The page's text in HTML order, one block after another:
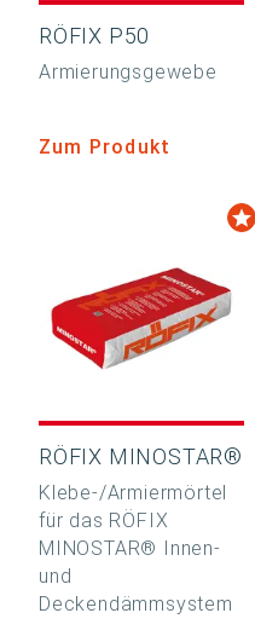
RÖFIX P50
Armierungsgewebe
Zum Produkt
RÖFIX MINOSTAR®
Klebe-/Armiermörtel
für das RÖFIX
MINOSTAR® Innen-
und
Deckendämmsystem